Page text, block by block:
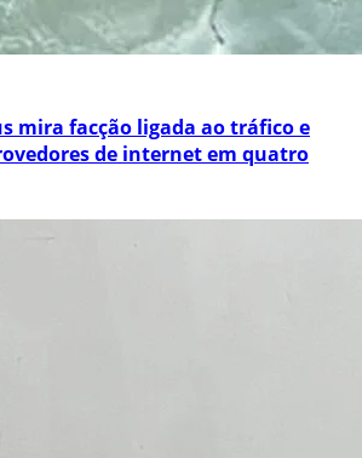
mira facção ligada ao tráfico e
de internet em quatro